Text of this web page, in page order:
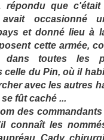
répondu que
occasionné
et donné lieu à
cette armée,
toutes les
celle du Pin, où il
avec les autres
fût caché ...
des
connaît les